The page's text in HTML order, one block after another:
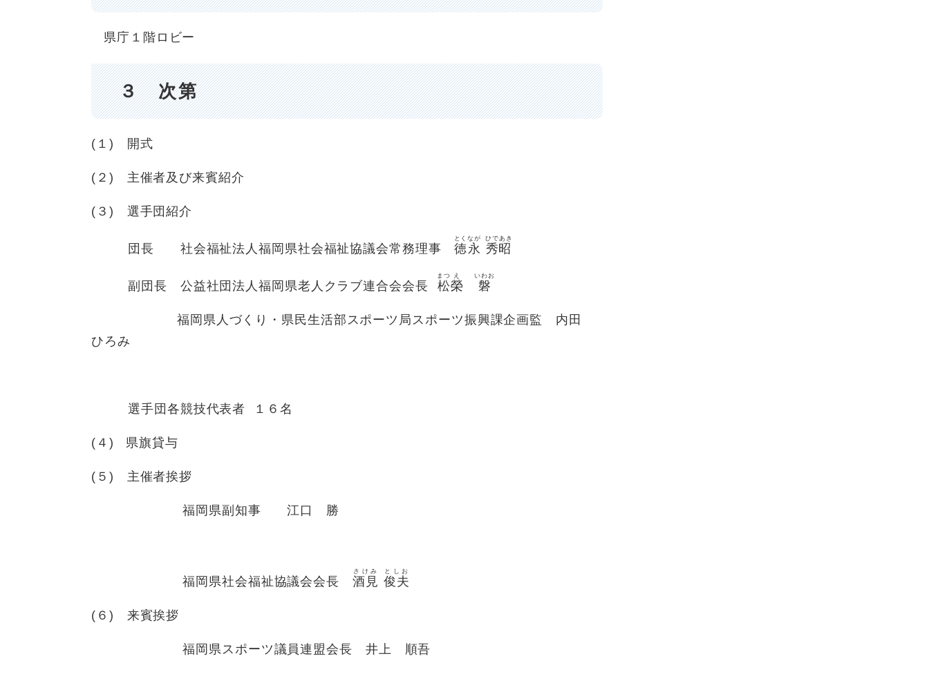
県庁１階ロビー
３ 次第
(１) 開式
(２) 主催者及び来賓紹介
(３) 選手団紹介
団長 社会福祉法人福岡県社会福祉協議会常務理事 徳
とく
永
なが
秀昭
ひであき
副団長 公益社団法人福岡県老人クラブ連合会会長 松
まつ
榮
え
磐
いわお
福岡県人づくり・県民生活部スポーツ局スポーツ振興課企画監 内田
ひろみ
選手団各競技代表者 １６名
(４) 県旗貸与
(５) 主催者挨拶
福岡県副知事 江口 勝
福岡県社会福祉協議会会長 酒見
さけみ
俊夫
としお
(６) 来賓挨拶
福岡県スポーツ議員連盟会長 井上 順吾